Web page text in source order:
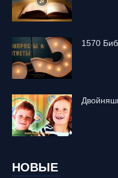
1570
НОВЫЕ